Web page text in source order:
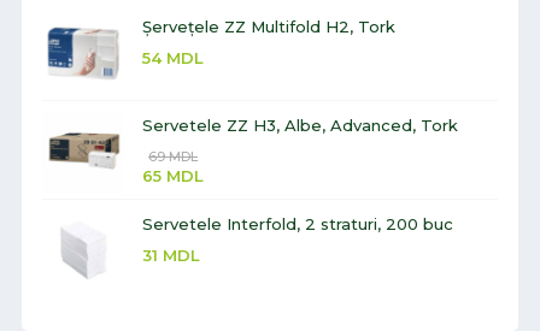
Șervețele ZZ Multifold H2, Tork
54 MDL
Servetele ZZ H3, Albe, Advanced, Tork
69MDL
65 MDL
Servetele Interfold, 2 straturi, 200 buc
31 MDL